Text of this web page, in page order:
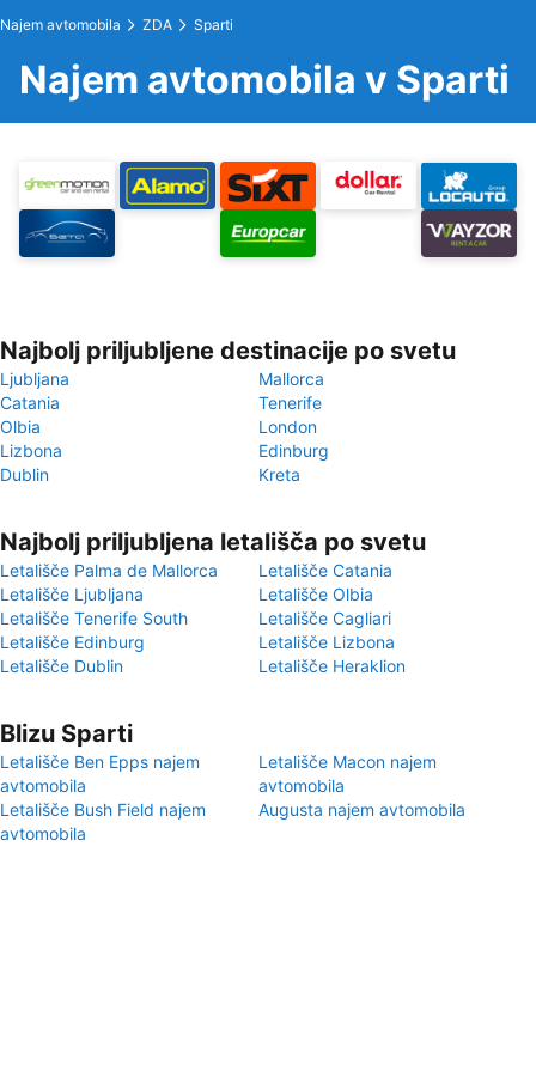
Najem avtomobila ZDA Sparti
Najem avtomobila v Sparti
Najbolj priljubljene destinacije po svetu
Ljubljana
Mallorca
Catania
Tenerife
Olbia
London
Lizbona
Edinburg
Dublin
Kreta
Najbolj priljubljena letališča po svetu
Letališče Palma de Mallorca
Letališče Catania
Letališče Ljubljana
Letališče Olbia
Letališče Tenerife South
Letališče Cagliari
Letališče Edinburg
Letališče Lizbona
Letališče Dublin
Letališče Heraklion
Blizu Sparti
Letališče Ben Epps najem
avtomobila
Letališče Macon najem
avtomobila
Letališče Bush Field najem
avtomobila
Augusta najem avtomobila